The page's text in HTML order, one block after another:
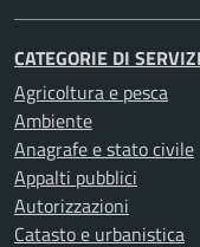
CATEGORIE DI
Agricoltura e pesca
Ambiente
Anagrafe e stato civile
Appalti pubblici
Autorizzazioni
Catasto e urbanistica